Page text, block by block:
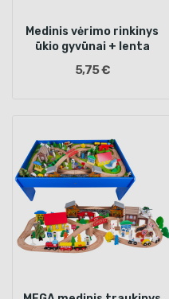
Medinis vėrimo rinkinys
ūkio gyvūnai + lenta
5,75 €